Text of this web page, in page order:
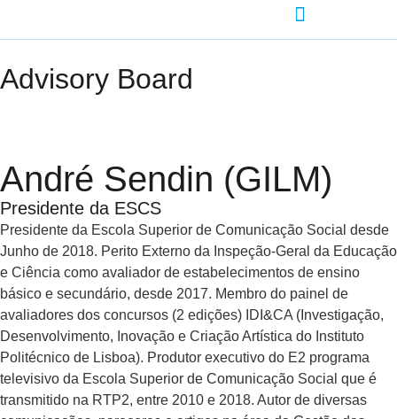
Advisory Board
André Sendin (GILM)
Presidente da ESCS
Presidente da Escola Superior de Comunicação Social desde
Junho de 2018. Perito Externo da Inspeção-Geral da Educação
e Ciência como avaliador de estabelecimentos de ensino
básico e secundário, desde 2017. Membro do painel de
avaliadores dos concursos (2 edições) IDI&CA (Investigação,
Desenvolvimento, Inovação e Criação Artística do Instituto
Politécnico de Lisboa). Produtor executivo do E2 programa
televisivo da Escola Superior de Comunicação Social que é
transmitido na RTP2, entre 2010 e 2018. Autor de diversas